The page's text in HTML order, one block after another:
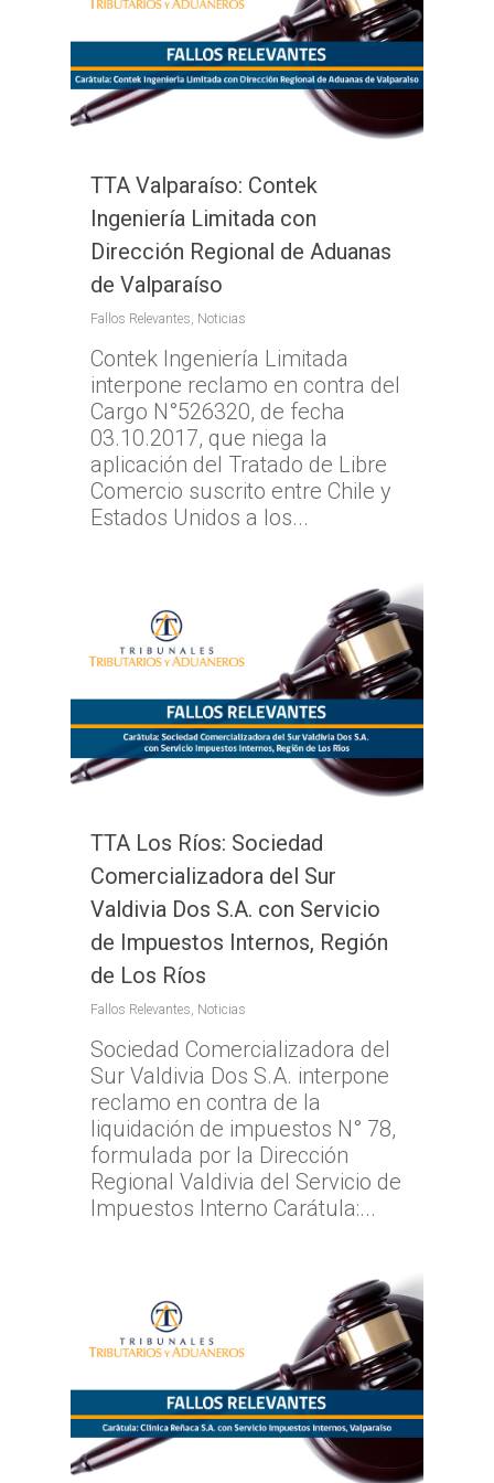
TTA Valparaíso: Contek
Ingeniería Limitada con
Dirección Regional de Aduanas
de Valparaíso
Fallos Relevantes, Noticias
Contek Ingeniería Limitada
interpone reclamo en contra del
Cargo N°526320, de fecha
03.10.2017, que niega la
aplicación del Tratado de Libre
Comercio suscrito entre Chile y
Estados Unidos a los...
TTA Los Ríos: Sociedad
Comercializadora del Sur
Valdivia Dos S.A. con Servicio
de Impuestos Internos, Región
de Los Ríos
Fallos Relevantes, Noticias
Sociedad Comercializadora del
Sur Valdivia Dos S.A. interpone
reclamo en contra de la
liquidación de impuestos N° 78,
formulada por la Dirección
Regional Valdivia del Servicio de
Impuestos Interno Carátula:...
TTA
Qué es TTA
Estadísticas TTA
TTA Transparente
Qué y cómo
Qué reclamar
Procedimientos y
Reclamación
Actividad TTA
Normativa
Tribunales por